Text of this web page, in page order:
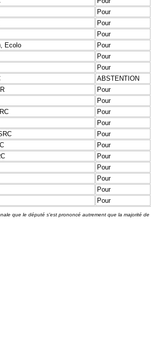
Pour
Pour
Pour
Ecolo
Pour
Pour
Pour
ABSTENTION
Pour
Pour
Pour
Pour
Pour
Pour
Pour
Pour
Pour
Pour
Pour
que le député s'est prononcé autrement que la majorité